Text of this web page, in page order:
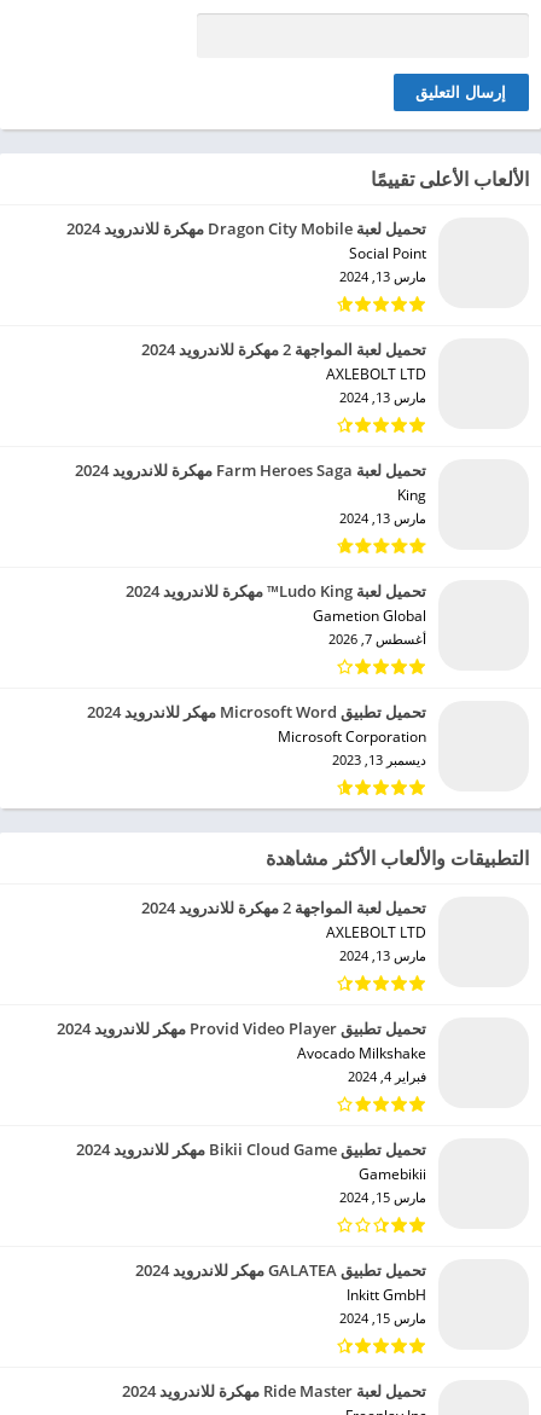
الألعاب الأعلى تقييمًا
تحميل لعبة Dragon City Mobile مهكرة للاندرويد 2024
Social Point‏
مارس 13, 2024
تحميل لعبة المواجهة 2 مهكرة للاندرويد 2024
AXLEBOLT LTD‏
مارس 13, 2024
تحميل لعبة Farm Heroes Saga مهكرة للاندرويد 2024
King‏
مارس 13, 2024
تحميل لعبة Ludo King™ مهكرة للاندرويد 2024
Gametion Global‏
أغسطس 7, 2026
تحميل تطبيق Microsoft Word مهكر للاندرويد 2024
Microsoft Corporation‏
ديسمبر 13, 2023
التطبيقات والألعاب الأكثر مشاهدة
تحميل لعبة المواجهة 2 مهكرة للاندرويد 2024
AXLEBOLT LTD‏
مارس 13, 2024
تحميل تطبيق Provid Video Player مهكر للاندرويد 2024
Avocado Milkshake‏
فبراير 4, 2024
تحميل تطبيق Bikii Cloud Game مهكر للاندرويد 2024
Gamebikii‏
مارس 15, 2024
تحميل تطبيق GALATEA مهكر للاندرويد 2024
Inkitt GmbH‏
مارس 15, 2024
تحميل لعبة Ride Master مهكرة للاندرويد 2024